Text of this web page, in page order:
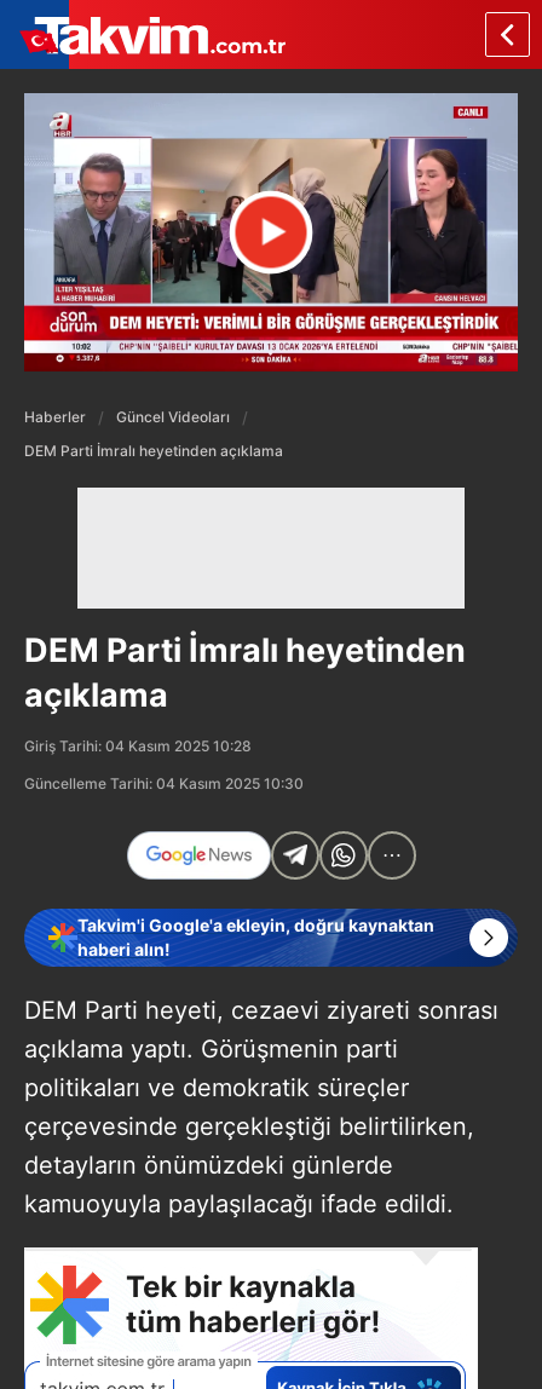
Haberler
Güncel Videoları
DEM Parti İmralı heyetinden açıklama
DEM Parti İmralı heyetinden
açıklama
Giriş Tarihi: 04 Kasım 2025 10:28
Güncelleme Tarihi: 04 Kasım 2025 10:30
Takvim'i Google'a ekleyin, doğru kaynaktan
haberi alın!
DEM Parti heyeti, cezaevi ziyareti sonrası
açıklama yaptı. Görüşmenin parti
politikaları ve demokratik süreçler
çerçevesinde gerçekleştiği belirtilirken,
detayların önümüzdeki günlerde
kamuoyuyla paylaşılacağı ifade edildi.